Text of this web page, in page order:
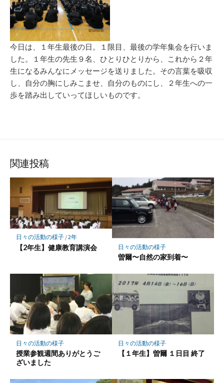
今日は、１年生最後の日。１限目、最後の学年集会を行いま
した。１年生の先生９名、ひとりひとりから、これから２年
生になるみんなにメッセージを送りました。その言葉を吸収
し、自分の胸にしみこませ、自分のものにし、２年生への一
歩を踏み出していってほしいものです。
関連投稿
日々の活動の様子/2年
【2年生】健康教育講演会 日々の活動の様子
曽爾〜自然の家到着〜
日々の活動の様子
授業参観週間ありがとうご
ざいました
日々の活動の様子
【１年生】曽爾 １日目 終了